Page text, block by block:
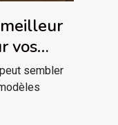
vos
sembler